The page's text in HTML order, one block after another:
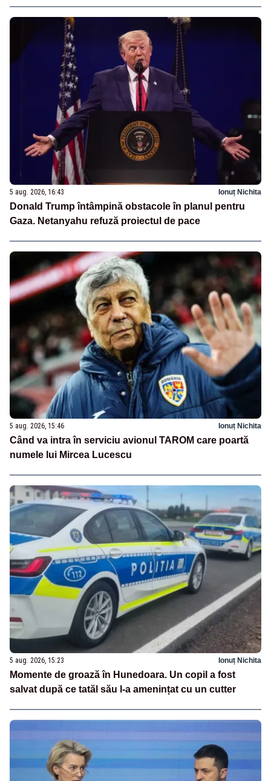
5 aug. 2026, 16:43 Ionuț Nichita
Donald Trump întâmpină obstacole în planul pentru
Gaza. Netanyahu refuză proiectul de pace
5 aug. 2026, 15:46 Ionuț Nichita
Când va intra în serviciu avionul TAROM care poartă
numele lui Mircea Lucescu
5 aug. 2026, 15:23 Ionuț Nichita
Momente de groază în Hunedoara. Un copil a fost
salvat după ce tatăl său l-a amenințat cu un cutter